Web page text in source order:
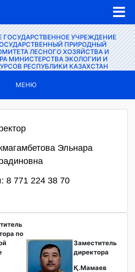
ГОСУДАРСТВЕННОЕ УЧРЕЖДЕНИЕ
ПРИРОДНЫЙ
ЛЕСНОГО ХОЗЯЙСТВА И
МИНИСТЕРСТВА ЭКОЛОГИИ И
РЕСПУБЛИКИ КАЗАХСТАН
МЕНЮ
Эльнара
8 771 224 38 70
по
Заместитель
директора
Қ.Мамаев